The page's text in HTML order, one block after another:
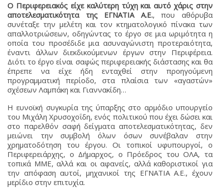
Ο Περιφερειακός είχε καλύτερη τύχη και αυτό χάρις στην
αποτελεσματικότητα της ΕΓΝΑΤΙΑ Α.Ε., που αθόρυβα
συνέταξε την μελέτη και τον κτηματολογικό πίνακα των
απαλλοτριώσεων, οδηγώντας το έργο σε μια ωριμότητα η
οποία του προσέδιδε μια ασυναγώνιστη προτεραιότητα,
έναντι άλλων διεκδικούμενων έργων στην Περιφέρεια.
Διότι το έργο είναι σαφώς περιφερειακής διάστασης και θα
έπρεπε να είχε ήδη ενταχθεί στην προηγούμενη
προγραμματική περίοδο, στα πλαίσια των «αγαστών»
σχέσεων Λαμπάκη και Γιαννακίδη…
Η ευνοϊκή συγκυρία της ύπαρξης στο αρμόδιο υπουργείο
του Μιχάλη Χρυσοχοΐδη, ενός πολιτικού που έχει δώσει και
στο παρελθόν σαφή δείγματα αποτελεσματικότητας, δεν
μειώνει την συμβολή όλων όσων συνέβαλαν στην
χρηματοδότηση του έργου. Οι τοπικοί υφυπουργοί, ο
Περιφερειάρχης, ο Δήμαρχος, ο Πρόεδρος του ΟΛΑ, τα
τοπικά ΜΜΕ, αλλά και οι αφανείς, αλλά καθοριστικοί για
την απόφαση αυτοί, μηχανικοί της ΕΓΝΑΤΙΑ Α.Ε., έχουν
μερίδιο στην επιτυχία.